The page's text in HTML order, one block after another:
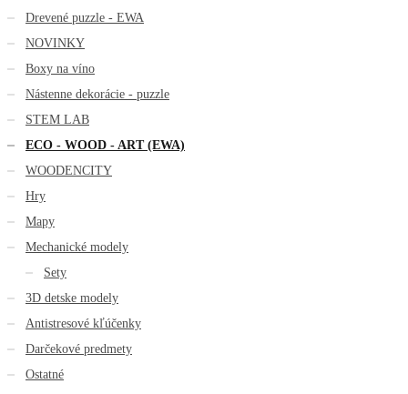
Drevené puzzle - EWA
NOVINKY
Boxy na víno
Nástenne dekorácie - puzzle
STEM LAB
ECO - WOOD - ART (EWA)
WOODENCITY
Hry
Mapy
Mechanické modely
Sety
3D detske modely
Antistresové kľúčenky
Darčekové predmety
Ostatné